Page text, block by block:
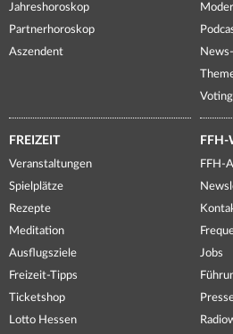
Jahreshoroskop
Partnerhoroskop
Aszendent
Voting
FREIZEIT
Veranstaltungen
Spielplätze
Rezepte
Meditation
Ausflugsziele
Freizeit-Tipps
Ticketshop
Lotto Hessen
FFH-
FFH-
Jobs